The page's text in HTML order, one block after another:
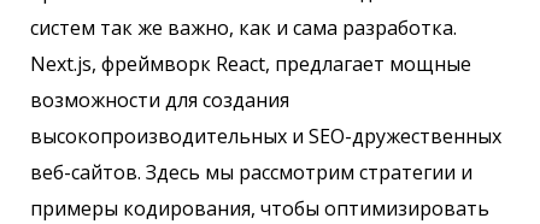
систем так же важно, как и сама разработка.
Next.js, фреймворк React, предлагает мощные
возможности для создания
высокопроизводительных и SEO-дружественных
веб-сайтов. Здесь мы рассмотрим стратегии и
примеры кодирования, чтобы оптимизировать